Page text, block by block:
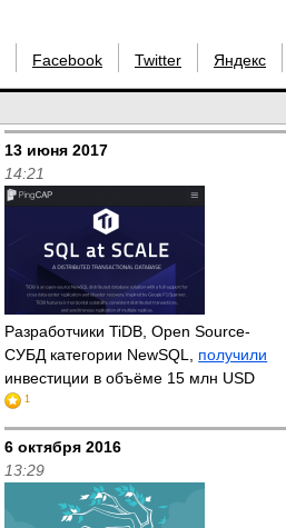
Facebook Twitter Яндекс
13 июня 2017
14:21
Разработчики TiDB, Open Source-
СУБД категории NewSQL, получили
инвестиции в объёме 15 млн USD
1
6 октября 2016
13:29